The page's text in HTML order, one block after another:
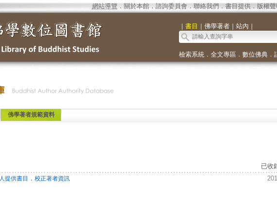
網站導覽 ． 關於本館． 諮詢委員會． 聯絡我們 ． 書目提供． 版權聲
｜ 書目 ｜ 佛學著者｜ 站內 ｜
檢索系統． 全文專區 ． 數位佛典．
佛學著者規範資料
已收
提供書目 ． 校正著者資訊